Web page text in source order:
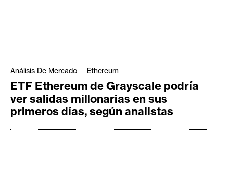
Análisis De Mercado Ethereum
ETF Ethereum de Grayscale podría
ver salidas millonarias en sus
primeros días, según analistas